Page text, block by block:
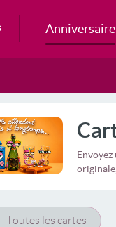
Anniversaire
Toutes les cartes